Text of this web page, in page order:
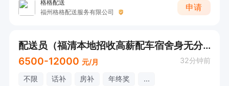
格格配送
福州格格配送服务有限公司
申请
配送员（福清本地招收高薪配车宿舍身无分文可入职）
6500-12000 元/月 32分钟前
不限 话补 房补 年终奖 ...